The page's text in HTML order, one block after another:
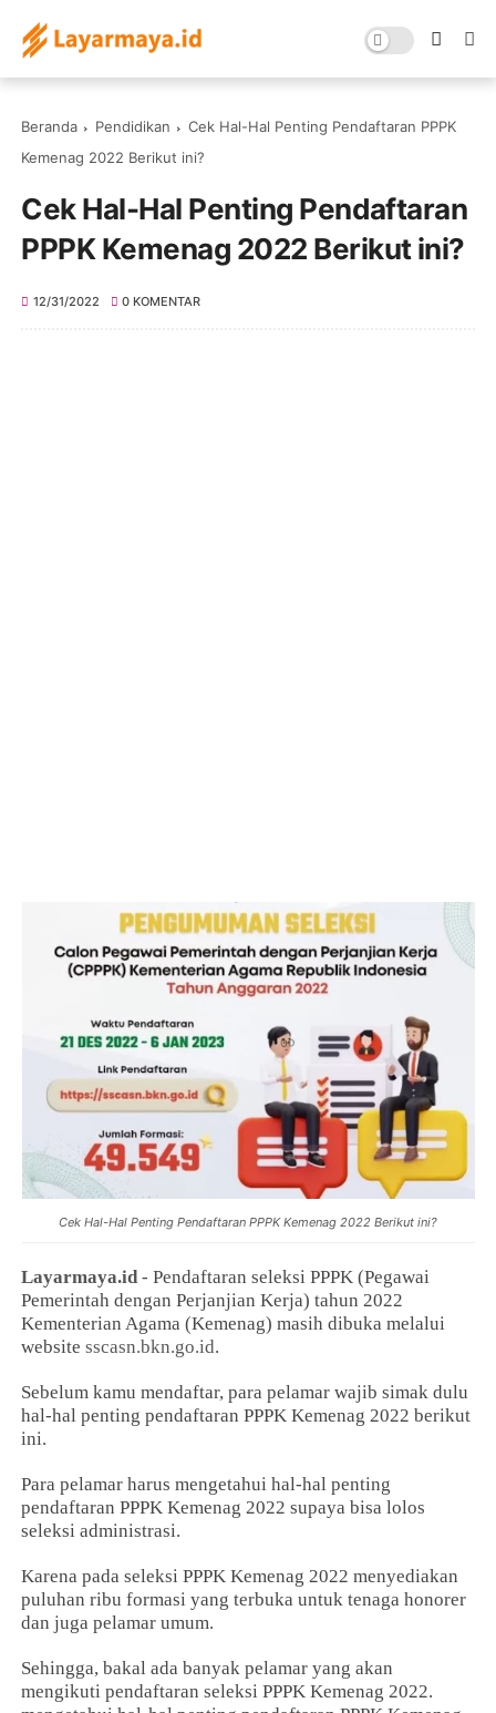
Beranda Pendidikan
Cek Hal-Hal Penting Pendaftaran PPPK
Kemenag 2022 Berikut ini?
Cek Hal-Hal Penting Pendaftaran
PPPK Kemenag 2022 Berikut ini?
12/31/2022 0 KOMENTAR
Cek Hal-Hal Penting Pendaftaran PPPK Kemenag 2022 Berikut ini?
Layarmaya.id- Pendaftaran seleksi PPPK (Pegawai
Pemerintah dengan Perjanjian Kerja) tahun 2022
Kementerian Agama (Kemenag) masih dibuka melalui
websitesscasn.bkn.go.id.
Sebelum kamu mendaftar, para pelamar wajib simak dulu
hal-hal penting pendaftaran PPPK Kemenag 2022 berikut
ini.
Para pelamar harus mengetahui hal-hal penting
pendaftaran PPPK Kemenag 2022 supaya bisa lolos
seleksi administrasi.
Karena pada seleksi PPPK Kemenag 2022 menyediakan
puluhan ribu formasi yang terbuka untuk tenaga honorer
dan juga pelamar umum.
Sehingga, bakal ada banyak pelamar yang akan
mengikuti pendaftaran seleksi PPPK Kemenag 2022.